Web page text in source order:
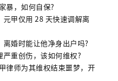
暴，如何自保?
甲仅用 28 天快速调解离
婚时能让他净身出户吗?
重创伤，该如何维权?
律师为其维权结束噩梦，开